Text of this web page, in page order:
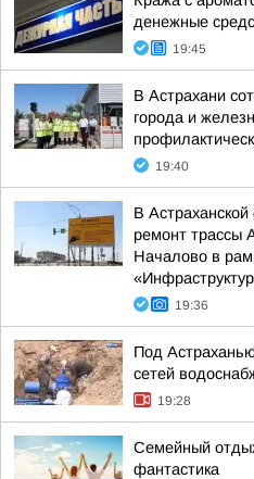
денежные
19:45
В Астрахани
города и
19:40
В
ремонт трассы
Началово в
19:36
Под
сетей
19:28
Семейный
фантастика